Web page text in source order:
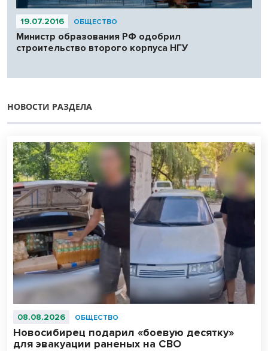
19.07.2016 ОБЩЕСТВО
Министр образования РФ одобрил
строительство второго корпуса НГУ
НОВОСТИ РАЗДЕЛА
08.08.2026 ОБЩЕСТВО
Новосибирец подарил «боевую десятку»
для эвакуации раненых на СВО